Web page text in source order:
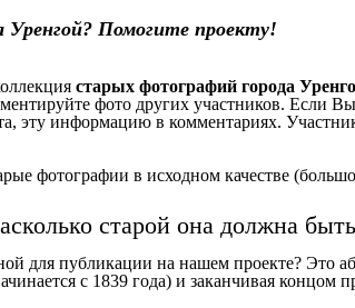
Уренгой? Помогите проекту!
старых фотографий города
фото других участников. Если
эту информацию в комментариях.
фотографии в исходном качестве
старой она должна
для публикации на нашем проекте? Это
с 1839 года) и заканчивая концом